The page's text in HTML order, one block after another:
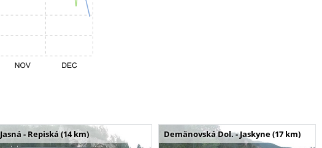
Jasná - Repiská (14 km) Demänovská Dol. - Jaskyne (17 km)